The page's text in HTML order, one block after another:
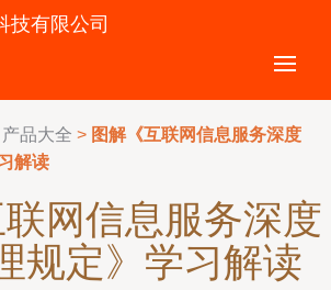
技有限公司
产品大全 > 图解《互联网信息服务深度
解读
网信息服务深度
规定》学习解读